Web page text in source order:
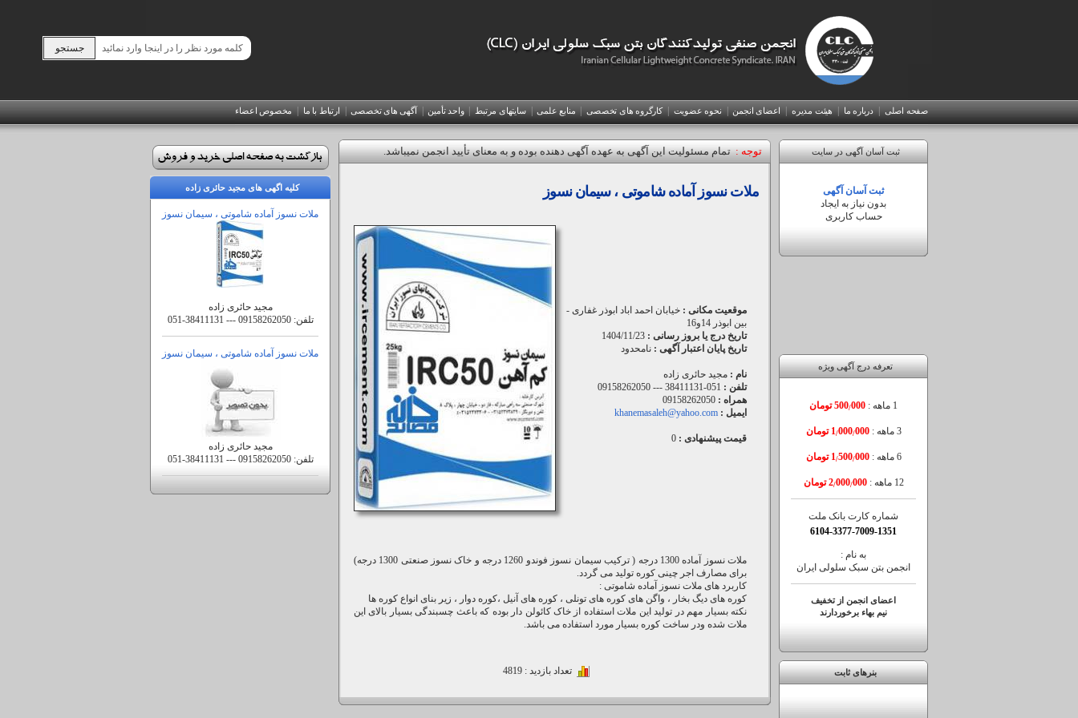
صفحه اصلی |درباره ما |هیئت مدیره |اعضای انجمن |نحوه عضويت |کارگروه های تخصصی |منابع علمی |سایتهای مرتبط |واحد تأمین |آگهی های تخصصی |ارتباط با ما |مخصوص اعضاء
توجه :تمام مسئولیت این آگهی به عهده آگهی دهنده بوده و به معنای تأیید انجمن نمیباشد.
ملات نسوز آماده شاموتی ، سیمان نسوز
موقعیت مکانی : خیابان احمد اباد ابوذر غفاری -
بین ابوذر 14و16
تاریخ درج یا بروز رسانی : 1404/11/23
تاریخ پایان اعتبار آگهی : نامحدود
نام : مجید حائری زاده
تلفن : 051-38411131 --- 09158262050
همراه : 09158262050
ایمیل : khanemasaleh@yahoo.com
قیمت پیشنهادی : 0
ملات نسوز آماده 1300 درجه ( ترکیب سیمان نسوز فوندو 1260 درجه و خاک نسوز صنعتی 1300 درجه)
برای مصارف اجر چینی کوره تولید می گردد.
کاربرد های ملات نسوز آماده شاموتی :
کوره های دیگ بخار ، واگن های کوره های تونلی ، کوره های آنیل ،کوره دوار ، زیر بنای انواع کوره ها
نکته بسیار مهم در تولید این ملات استفاده از خاک کائولن دار بوده که باعث چسبندگی بسیار بالای این
ملات شده ودر ساخت کوره بسیار مورد استفاده می باشد.
تعداد بازدید : 4819
کلیه اگهی های مجید حائری زاده
ملات نسوز آماده شاموتی ، سیمان نسوز
مجید حائری زاده
تلفن:051-38411131 --- 09158262050
ملات نسوز آماده شاموتی ، سیمان نسوز
مجید حائری زاده
تلفن:051-38411131 --- 09158262050
ثبت آسان آگهی در سایت
ثبت آسان آگهی
بدون نیاز به ایجاد
حساب کاربری
ورود
رمزعبور
تعرفه درج آگهی ویژه
1 ماهه : 500/000 تومان
3 ماهه : 1/000/000 تومان
6 ماهه : 1/500/000 تومان
12 ماهه : 2/000/000 تومان
شماره کارت بانک ملت
6104-3377-7009-1351
به نام :
انجمن بتن سبک سلولی ایران
اعضای انجمن از تخفیف
نیم بهاء برخوردارند
بنرهای ثابت